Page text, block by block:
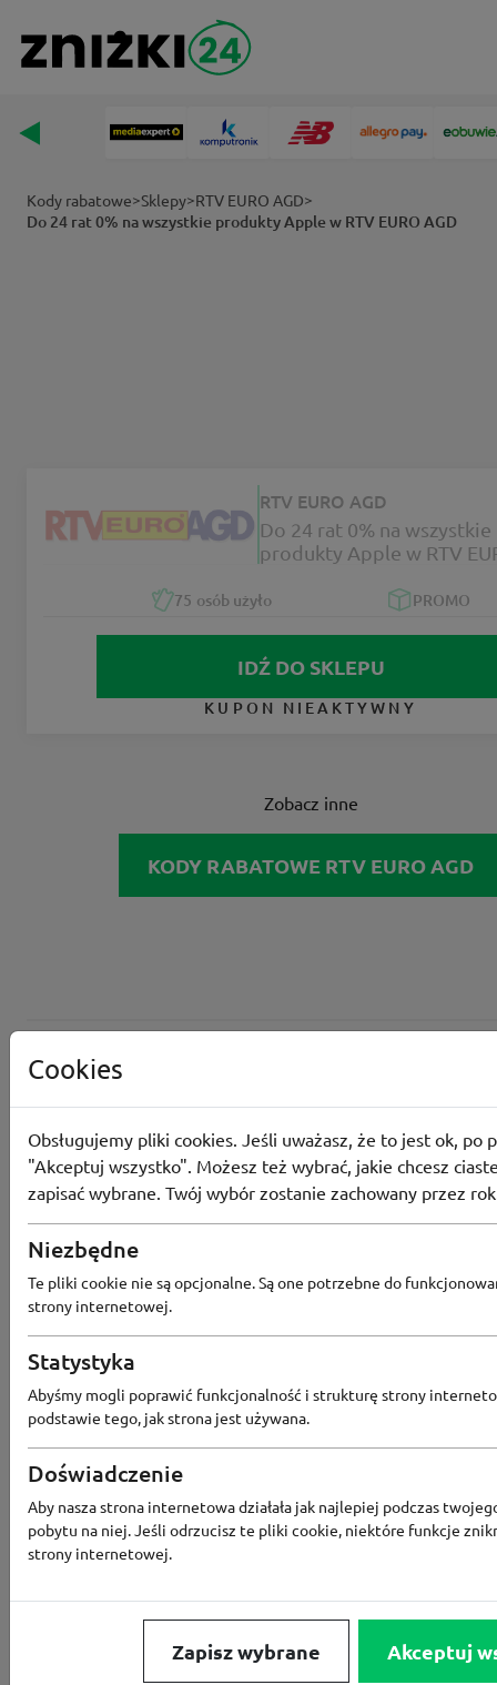
Kody rabatowe>Sklepy>RTV EURO AGD>
Do 24 rat 0% na wszystkie produkty Apple w RTV EURO AGD
RTV EURO AGD
Do 24 rat 0% na wszystkie
produkty Apple w RTV
75 osób użyło PROMO
IDŹ DO SKLEPU
KUPON NIEAKTYWNY
Zobacz inne
KODY RABATOWE RTV EURO AGD
Popularne sklepy
RTV EURO AGD MODIVO
MEDIA EXPERT
BORN2BE
KOMFORT CCC SMYK
LOUNGE BY ZALANDO
MEDIA MARKT ALLEGRO PAY
BIG STAR
BIEDRONKA HOME
Cookies
Obsługujemy pliki cookies. Jeśli uważasz, że to jest ok, po
"Akceptuj wszystko". Możesz też wybrać, jakie chcesz
zapisać wybrane. Twój wybór zostanie zachowany przez
Niezbędne
Te pliki cookie nie są opcjonalne. Są one potrzebne do
strony internetowej.
Statystyka
Abyśmy mogli poprawić funkcjonalność i strukturę strony
podstawie tego, jak strona jest używana.
Doświadczenie
Aby nasza strona internetowa działała jak najlepiej podczas
pobytu na niej. Jeśli odrzucisz te pliki cookie, niektóre funkcje
strony internetowej.
Zapisz wybrane Akceptuj